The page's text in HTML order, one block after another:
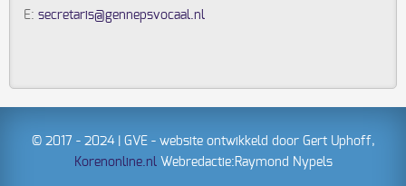
E: secretaris@gennepsvocaal.nl
© 2017 - 2024 | GVE - website ontwikkeld door Gert Uphoff,
Korenonline.nlWebredactie:Raymond Nypels